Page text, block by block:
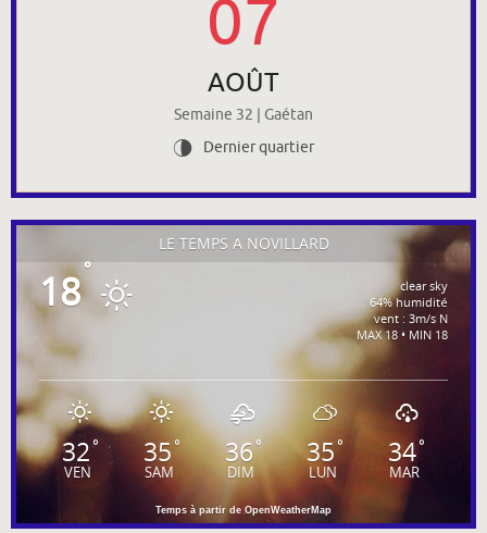
07
AOÛT
Semaine 32 | Gaétan
U Dernier quartier
LE TEMPS À NOVILLARD
18°
clear sky
64% humidité
vent : 3m/s N
MAX 18 • MIN 18
32°
VEN
35°
SAM
36°
DIM
35°
LUN
34°
MAR
Temps à partir de OpenWeatherMap